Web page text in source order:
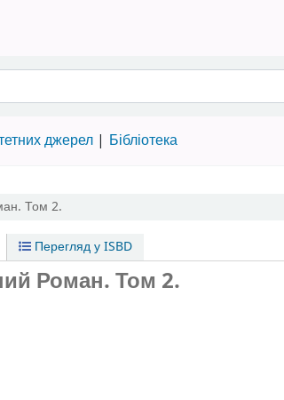
джерел Бібліотека
Том 2.
Перегляд у ISBD
Роман. Том 2.